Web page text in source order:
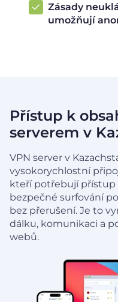
Zásady
umožňují
Přístup k
serverem v
VPN server v
vysokorychlostní
kteří potřebují přístup
bezpečné surfování
bez přerušení. Je to
dálku, komunikaci a
webů.